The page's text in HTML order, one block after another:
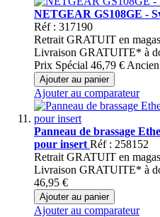
NETGEAR GS108GE -
Réf : 317190
Retrait GRATUIT en
Livraison GRATUITE* à
Prix Spécial 46,79 €
Ajouter au panier
Ajouter au comparateur
Panneau de brassage
pour insert Réf : 258152
Retrait GRATUIT en
Livraison GRATUITE* à
46,95 €
Ajouter au panier
Ajouter au comparateur